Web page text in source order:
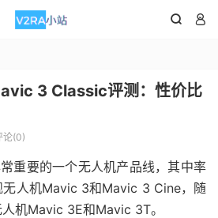
 
3 Classic评测：性价比
论(0)
重要的一个无人机产品线，其中率
无人机Mavic 3和Mavic 3 Cine，随
机Mavic 3E和Mavic 3T。